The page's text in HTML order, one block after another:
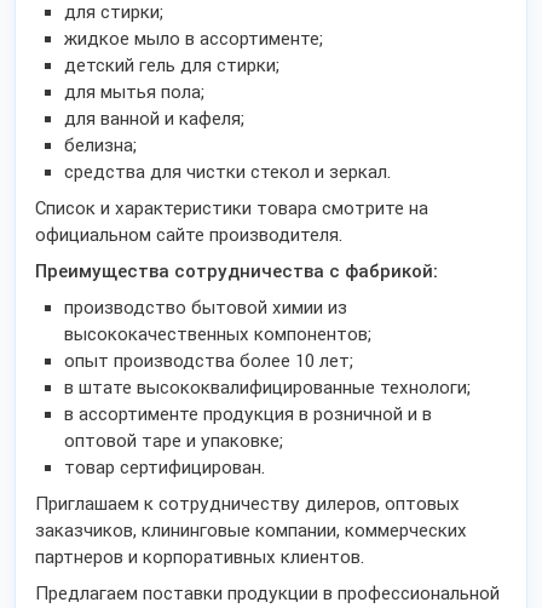
для стирки;
жидкое мыло в ассортименте;
детский гель для стирки;
для мытья пола;
для ванной и кафеля;
белизна;
средства для чистки стекол и зеркал.
Список и характеристики товара смотрите на
официальном сайте производителя.
Преимущества сотрудничества с фабрикой:
производство бытовой химии из
высококачественных компонентов;
опыт производства более 10 лет;
в штате высококвалифицированные технологи;
в ассортименте продукция в розничной и в
оптовой таре и упаковке;
товар сертифицирован.
Приглашаем к сотрудничеству дилеров, оптовых
заказчиков, клининговые компании, коммерческих
партнеров и корпоративных клиентов.
Предлагаем поставки продукции в профессиональной